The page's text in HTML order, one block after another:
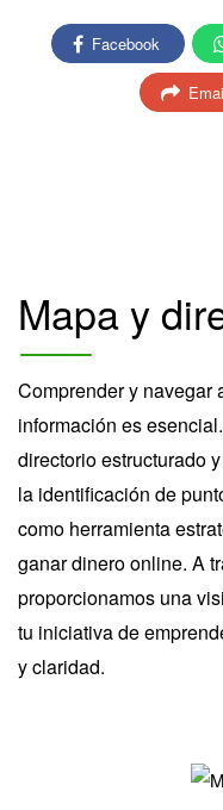
Facebook
Mapa y
Comprender y navegar
información es
directorio estructurado
la identificación de
como herramienta
ganar dinero online. A
proporcionamos una
tu iniciativa de
y claridad.